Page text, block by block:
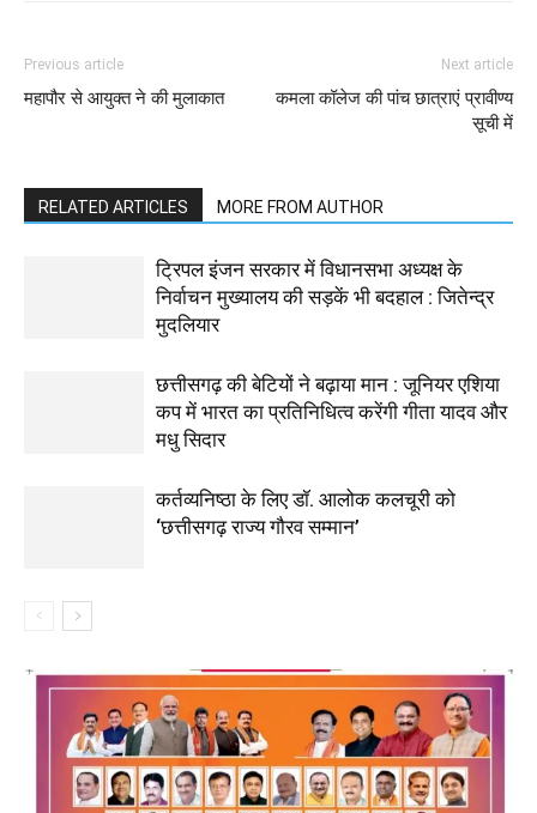
Previous article
महापौर से आयुक्त ने की मुलाकात
Next article
कमला कॉलेज की पांच छात्राएं प्रावीण्य
सूची में
RELATED ARTICLES MORE FROM AUTHOR
ट्रिपल इंजन सरकार में विधानसभा अध्यक्ष के
निर्वाचन मुख्यालय की सड़कें भी बदहाल : जितेन्द्र
मुदलियार
छत्तीसगढ़ की बेटियों ने बढ़ाया मान : जूनियर एशिया
कप में भारत का प्रतिनिधित्व करेंगी गीता यादव और
मधु सिदार
कर्तव्यनिष्ठा के लिए डॉ. आलोक कलचूरी को
‘छत्तीसगढ़ राज्य गौरव सम्मान’